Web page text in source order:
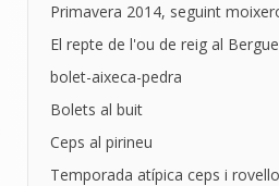
Primavera 2014, seguint
El repte de l'ou de reig al
bolet-aixeca-pedra
Bolets al buit
Ceps al pirineu
Temporada atípica ceps i